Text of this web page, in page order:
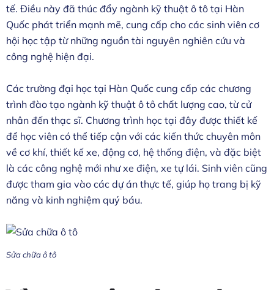
tế. Điều này đã thúc đẩy ngành kỹ thuật ô tô tại Hàn
Quốc phát triển mạnh mẽ, cung cấp cho các sinh viên cơ
hội học tập từ những nguồn tài nguyên nghiên cứu và
công nghệ hiện đại.
Các trường đại học tại Hàn Quốc cung cấp các chương
trình đào tạo ngành kỹ thuật ô tô chất lượng cao, từ cử
nhân đến thạc sĩ. Chương trình học tại đây được thiết kế
để học viên có thể tiếp cận với các kiến thức chuyên môn
về cơ khí, thiết kế xe, động cơ, hệ thống điện, và đặc biệt
là các công nghệ mới như xe điện, xe tự lái. Sinh viên cũng
được tham gia vào các dự án thực tế, giúp họ trang bị kỹ
năng và kinh nghiệm quý báu.
Sửa chữa ô tô